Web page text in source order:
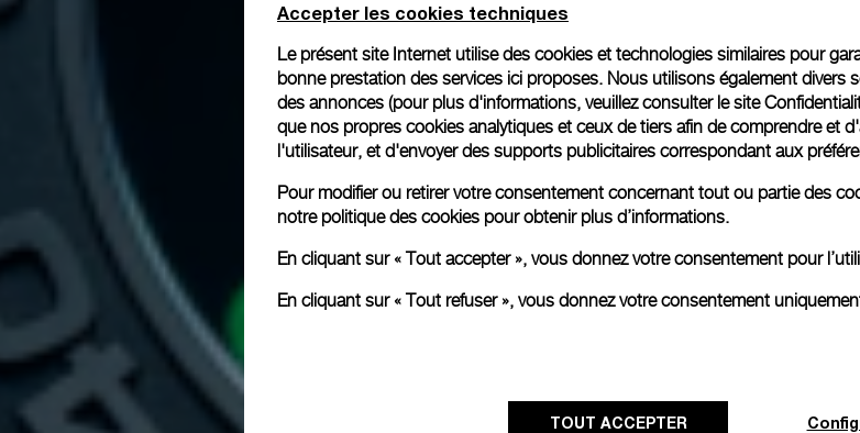
Accepter les cookies techniques
Le présent site Internet utilise des cookies et technologies similaires pour
bonne prestation des services ici proposes. Nous utilisons également divers
des annonces (pour plus d'informations, veuillez consulter lesite
que nos propres cookies analytiques et ceux de tiers afin de comprendre et
l'utilisateur, et d'envoyer des supports publicitaires correspondant aux
Pour modifier ou retirer votre consentement concernant tout ou partie des
notre politique des cookies pour obtenir plus d’informations.
En cliquant sur « Tout accepter », vous donnez votre consentement pour
En cliquant sur « Tout refuser », vous donnez votre consentement
TOUT ACCEPTER